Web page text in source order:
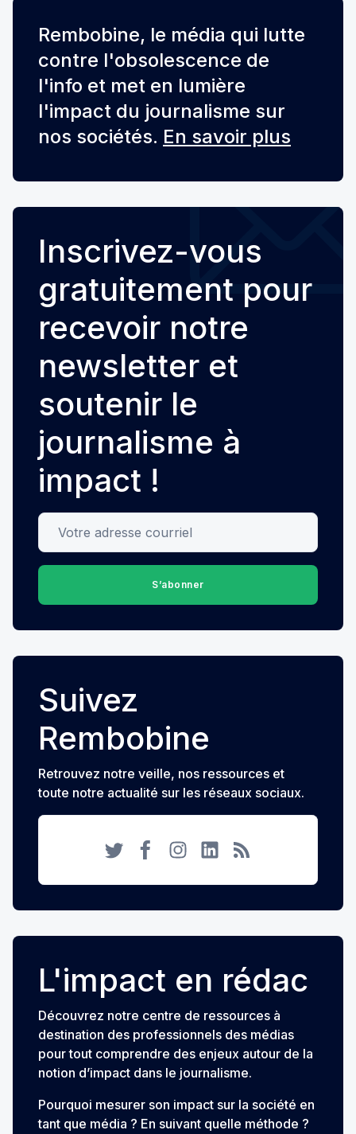
Rembobine, le média qui lutte
contre l'obsolescence de
l'info et met en lumière
l'impact du journalisme sur
nos sociétés. En savoir plus
Inscrivez-vous
gratuitement pour
recevoir notre
newsletter et
soutenir le
journalisme à
impact !
Votre adresse courriel
S’abonner
Suivez
Rembobine
Retrouvez notre veille, nos ressources et
toute notre actualité sur les réseaux sociaux.
L'impact en rédac
Découvrez notre centre de ressources à
destination des professionnels des médias
pour tout comprendre des enjeux autour de la
notion d’impact dans le journalisme.
Pourquoi mesurer son impact sur la société en
tant que média ? En suivant quelle méthode ?